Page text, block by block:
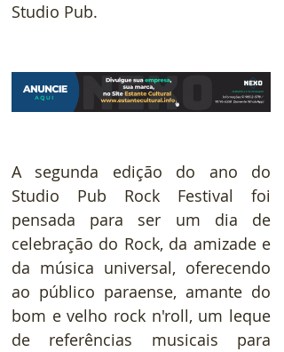
Studio Pub.
A segunda edição do ano do
Studio Pub Rock Festival foi
pensada para ser um dia de
celebração do Rock, da amizade e
da música universal, oferecendo
ao público paraense, amante do
bom e velho rock n'roll, um leque
de referências musicais para